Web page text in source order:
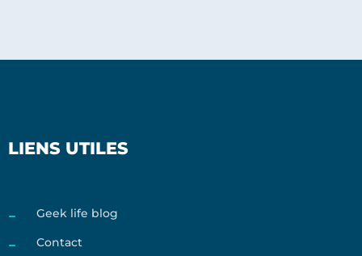
LIENS UTILES
Geek life blog
Contact